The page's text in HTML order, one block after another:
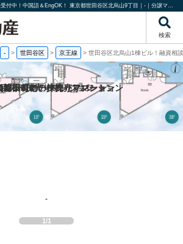
世田谷区北烏山1棟ビル！融資相談受付中！中国語＆EngOK！ 東京都世田谷区北烏山9丁目｜-｜分譲マンション情報｜株式会社リタ不動産
検索
- > 世田谷区 > 京王線 > 世田谷区北烏山1棟ビル！融資相
1/1
-
泰長老の一棟売りマンション
田町の一棟売りマンション
田町の一棟売りアパート
の一棟売りマンション